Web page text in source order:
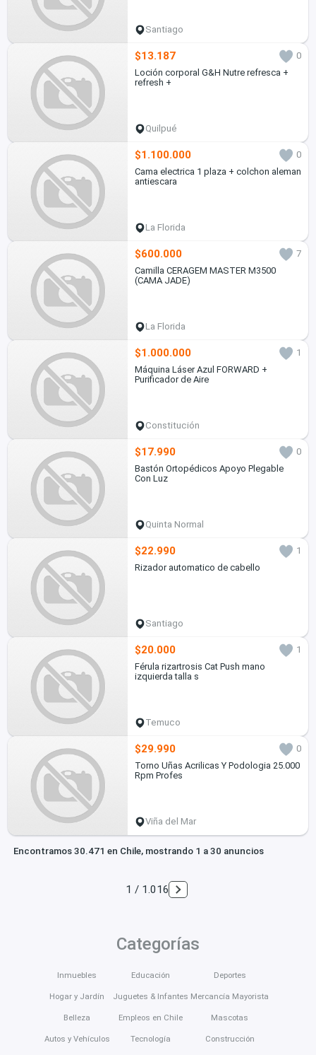
Santiago
$13.187
0
Loción corporal G&H Nutre refresca +
refresh +
Quilpué
$1.100.000
0
Cama electrica 1 plaza + colchon aleman
antiescara
La Florida
$600.000
7
Camilla CERAGEM MASTER M3500
(CAMA JADE)
La Florida
$1.000.000
1
Máquina Láser Azul FORWARD +
Purificador de Aire
Constitución
$17.990
0
Bastón Ortopédicos Apoyo Plegable
Con Luz
Quinta Normal
$22.990
1
Rizador automatico de cabello
Santiago
$20.000
1
Férula rizartrosis Cat Push mano
izquierda talla s
Temuco
$29.990
0
Torno Uñas Acrilicas Y Podologia 25.000
Rpm Profes
Viña del Mar
Encontramos 30.471 en Chile, mostrando 1 a 30 anuncios
1 / 1.016
Categorías
Inmuebles
Hogar y Jardín
Belleza
Autos y Vehículos
Educación
Juguetes & Infantes
Empleos en Chile
Tecnología
Deportes
Mercancía Mayorista
Mascotas
Construcción